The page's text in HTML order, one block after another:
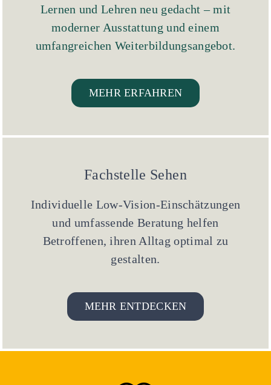
Lernen und Lehren neu gedacht – mit
moderner Ausstattung und einem
umfangreichen Weiterbildungsangebot.
MEHR ERFAHREN
Fachstelle Sehen
Individuelle Low-Vision-Einschätzungen
und umfassende Beratung helfen
Betroffenen, ihren Alltag optimal zu
gestalten.
MEHR ENTDECKEN